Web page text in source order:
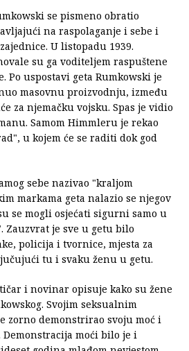
se pismeno obratio
na raspolaganje i sebe i
U listopadu 1939.
su ga voditeljem raspuštene
Po uspostavi geta Rumkowski je
masovnu proizvodnju, između
za njemačku vojsku. Spas je vidio
Samom Himmleru je rekao
u kojem će se raditi dok god
sebe nazivao "kraljom
markama geta nalazio se njegov
se mogli osjećati sigurni samo u
Zauzvrat je sve u getu bilo
policija i tvornice, mjesta za
tu i svaku ženu u getu.
i novinar opisuje kako su žene
Svojim seksualnim
zorno demonstrirao svoju moć i
moći bilo je i